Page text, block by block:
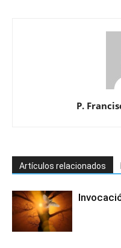
P.
Artículos relacionados